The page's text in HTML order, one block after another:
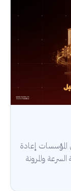
إعادة
والمرونة